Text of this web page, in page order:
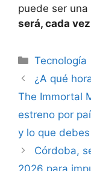
puede ser
será, cada
Tecnología
¿A qué
The Immortal
estreno por
y lo que
Córdoba,
2026 para